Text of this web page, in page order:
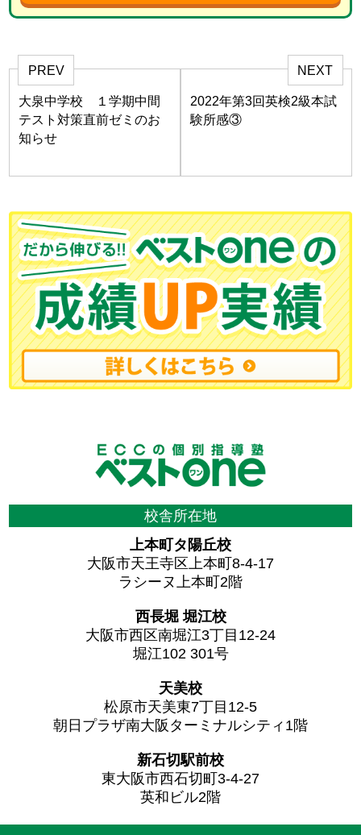
PREV
大泉中学校 １学期中間
テスト対策直前ゼミのお
知らせ
NEXT
2022年第3回英検2級本試
験所感③
校舎所在地
上本町タ陽丘校
大阪市天王寺区上本町8-4-17
ラシーヌ上本町2階
西長堀 堀江校
大阪市西区南堀江3丁目12-24
堀江102 301号
天美校
松原市天美東7丁目12-5
朝日プラザ南大阪ターミナルシティ1階
新石切駅前校
東大阪市西石切町3-4-27
英和ビル2階